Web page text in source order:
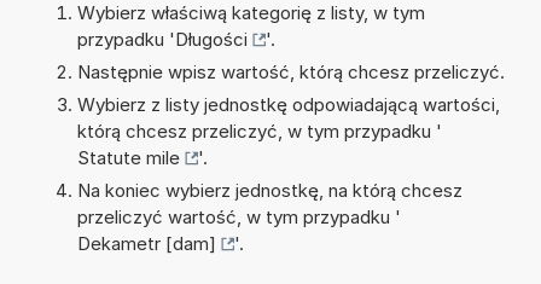
Wybierz właściwą kategorię z listy, w tym
przypadku 'Długości
'.
Następnie wpisz wartość, którą chcesz przeliczyć.
Wybierz z listy jednostkę odpowiadającą wartości,
którą chcesz przeliczyć, w tym przypadku '
Statute mile
'.
Na koniec wybierz jednostkę, na którą chcesz
przeliczyć wartość, w tym przypadku '
Dekametr [dam]
'.